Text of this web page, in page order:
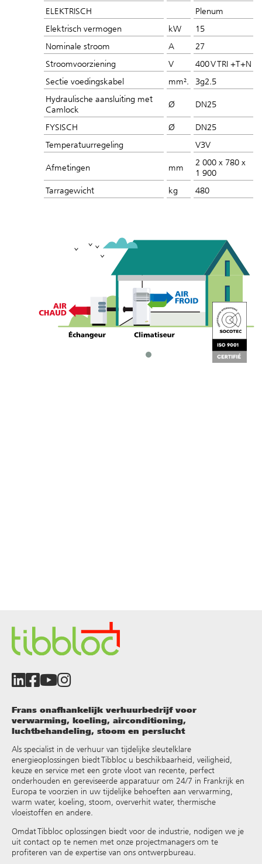
ELEKTRISCH
Plenum
Elektrisch vermogen
kW
15
Nominale stroom
A
27
Stroomvoorziening
V
400 V TRI +T+N
Sectie voedingskabel
mm².
3g2.5
Hydraulische aansluiting met
Camlock
Ø DN25
FYSISCH Ø
DN25
Temperatuurregeling
V3V
Afmetingen mm
2 000 x 780 x
1 900
Tarragewicht
kg 480
Frans onafhankelijk verhuurbedrijf voor
verwarming, koeling, airconditioning,
luchtbehandeling, stoom en perslucht
Als specialist in de verhuur van tijdelijke sleutelklare
energieoplossingen biedt Tibbloc u beschikbaarheid, veiligheid,
keuze en service met een grote vloot van recente, perfect
onderhouden en gereviseerde apparatuur om 24/7 in Frankrijk en
Europa te voorzien in uw tijdelijke behoeften aan verwarming,
warm water, koeling, stoom, oververhit water, thermische
vloeistoffen en andere
Omdat Tibbloc oplossingen biedt voor de industrie, nodigen we je
uit contact op te nemen met onze projectmanagers om te
profiteren van de expertise van ons ontwerpbureau.